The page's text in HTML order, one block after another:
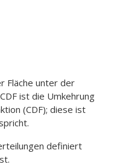
Fläche unter der
ist die Umkehrung
(CDF); diese ist
definiert